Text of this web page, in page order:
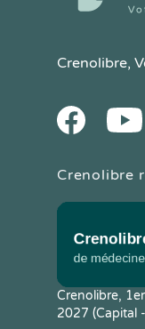
Crenolibre,
Facebook
Crenolibre
Crenolibre,
2027 (Capital